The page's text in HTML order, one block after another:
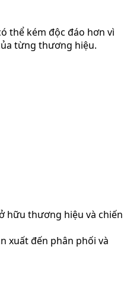
thể kém độc đáo hơn vì
từng thương hiệu.
hữu thương hiệu và chiến
xuất đến phân phối và